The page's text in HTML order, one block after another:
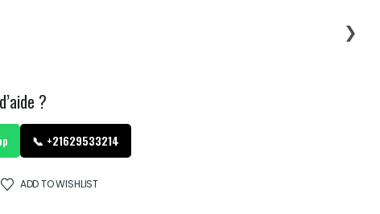
❯
?
📞 +21629533214
ADD TO WISHLIST